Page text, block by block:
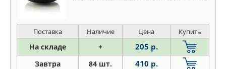
Поставка Наличие Цена Купить
На складе + 205 р.
Завтра 84 шт. 410 р.